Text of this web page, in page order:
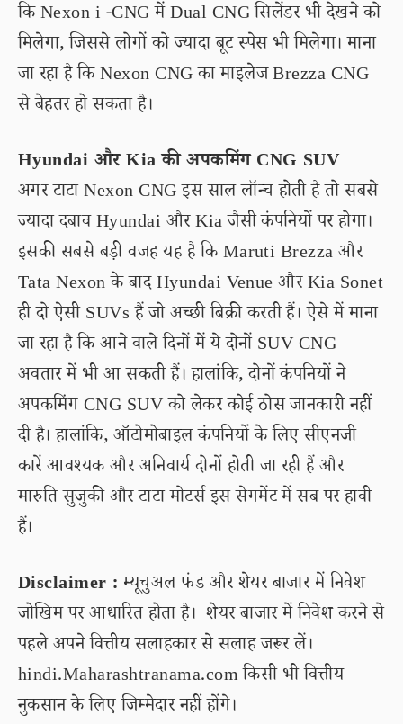
कि Nexon i -CNG में Dual CNG सिलेंडर भी देखने को
मिलेगा, जिससे लोगों को ज्यादा बूट स्पेस भी मिलेगा। माना
जा रहा है कि Nexon CNG का माइलेज Brezza CNG
से बेहतर हो सकता है।
Hyundai और Kia की अपकमिंग CNG SUV
अगर टाटा Nexon CNG इस साल लॉन्च होती है तो सबसे
ज्यादा दबाव Hyundai और Kia जैसी कंपनियों पर होगा।
इसकी सबसे बड़ी वजह यह है कि Maruti Brezza और
Tata Nexon के बाद Hyundai Venue और Kia Sonet
ही दो ऐसी SUVs हैं जो अच्छी बिक्री करती हैं। ऐसे में माना
जा रहा है कि आने वाले दिनों में ये दोनों SUV CNG
अवतार में भी आ सकती हैं। हालांकि, दोनों कंपनियों ने
अपकमिंग CNG SUV को लेकर कोई ठोस जानकारी नहीं
दी है। हालांकि, ऑटोमोबाइल कंपनियों के लिए सीएनजी
कारें आवश्यक और अनिवार्य दोनों होती जा रही हैं और
मारुति सुजुकी और टाटा मोटर्स इस सेगमेंट में सब पर हावी
हैं।
Disclaimer :म्यूचुअल फंड और शेयर बाजार में निवेश
जोखिम पर आधारित होता है। शेयर बाजार में निवेश करने से
पहले अपने वित्तीय सलाहकार से सलाह जरूर लें।
hindi.Maharashtranama.com किसी भी वित्तीय
नुकसान के लिए जिम्मेदार नहीं होंगे।